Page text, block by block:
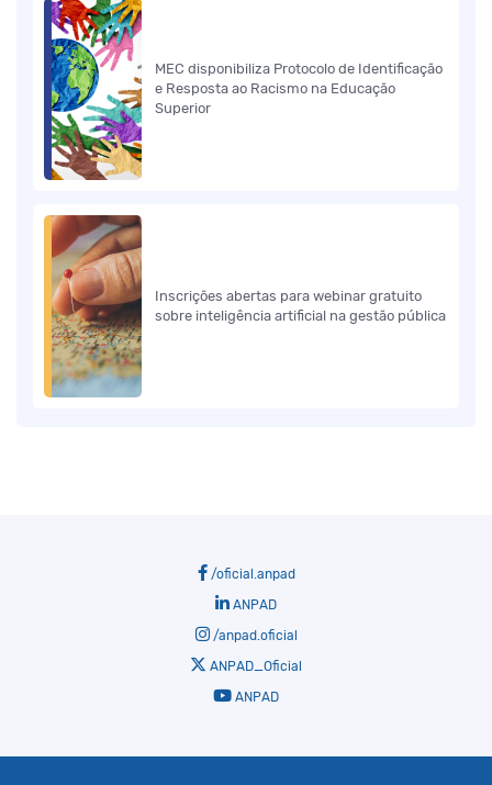
MEC disponibiliza Protocolo de Identificação
e Resposta ao Racismo na Educação
Superior
Inscrições abertas para webinar gratuito
sobre inteligência artificial na gestão pública
/oficial.anpad
ANPAD
/anpad.oficial
ANPAD_Oficial
ANPAD